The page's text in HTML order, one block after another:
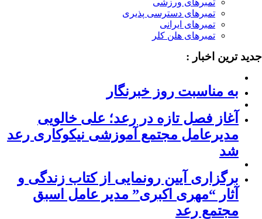
تمبرهای ورزشی
تمبرهای دسترسی پذیری
تمبرهای ایرانی
تمبرهای هلن کلر
ترین اخبار :
به مناسبت روز خبرنگار
آغاز فصل تازه در رعد؛ علی خالویی
مدیرعامل مجتمع آموزشی نیکوکاری رعد
شد
برگزاری آیین رونمایی از کتاب زندگی و
آثار “مهری اکبری” مدیر عامل اسبق
مجتمع رعد